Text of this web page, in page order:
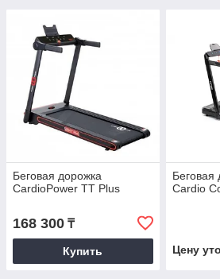
Беговая дорожка
CardioPower TT Plus
168 300 ₸
Купить
Беговая
Cardio
Цену